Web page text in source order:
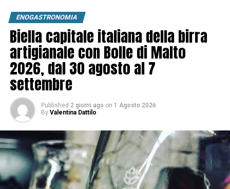
ENOGASTRONOMIA
Biella capitale italiana della birra
artigianale con Bolle di Malto
2026, dal 30 agosto al 7
settembre
Published 2 giorni ago on 1 Agosto 2026
By Valentina Dattilo